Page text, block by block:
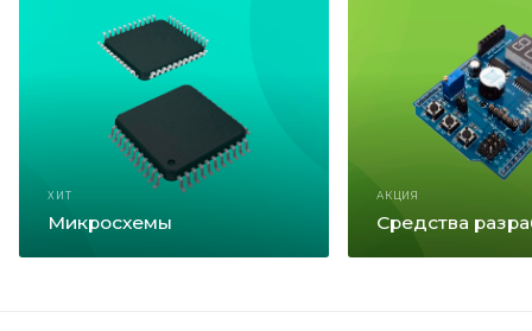
ХИТ
Микросхемы
АКЦИЯ
Средства